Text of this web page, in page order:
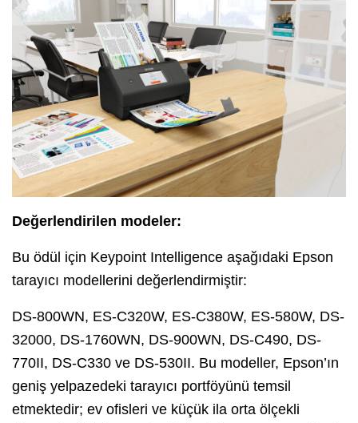
Değerlendirilen modeler:
Bu ödül için Keypoint Intelligence aşağıdaki Epson
tarayıcı modellerini değerlendirmiştir:
DS-800WN, ES-C320W, ES-C380W, ES-580W, DS-
32000, DS-1760WN, DS-900WN, DS-C490, DS-
770II, DS-C330 ve DS-530II. Bu modeller, Epson’ın
geniş yelpazedeki tarayıcı portföyünü temsil
etmektedir; ev ofisleri ve küçük ila orta ölçekli